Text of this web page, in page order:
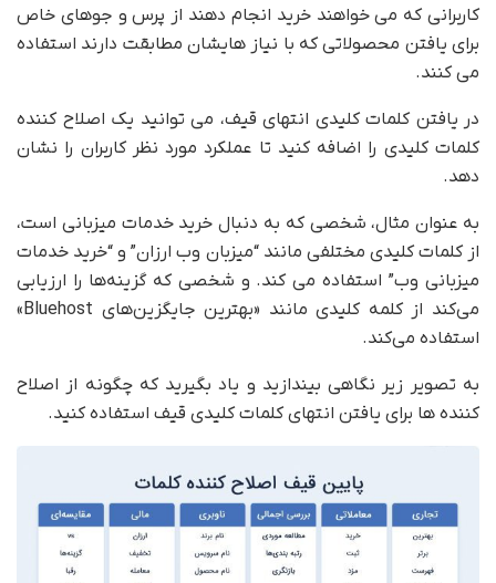
کاربرانی که می خواهند خرید انجام دهند از پرس و جوهای خاص
برای یافتن محصولاتی که با نیاز هایشان مطابقت دارند استفاده
می کنند.
در یافتن کلمات کلیدی انتهای قیف، می توانید یک اصلاح کننده
کلمات کلیدی را اضافه کنید تا عملکرد مورد نظر کاربران را نشان
دهد.
به عنوان مثال، شخصی که به دنبال خرید خدمات میزبانی است،
از کلمات کلیدی مختلفی مانند “میزبان وب ارزان” و “خرید خدمات
میزبانی وب” استفاده می کند. و شخصی که گزینه‌ها را ارزیابی
می‌کند از کلمه کلیدی مانند «بهترین جایگزین‌های Bluehost»
استفاده می‌کند.
به تصویر زیر نگاهی بیندازید و یاد بگیرید که چگونه از اصلاح
کننده ها برای یافتن انتهای کلمات کلیدی قیف استفاده کنید.